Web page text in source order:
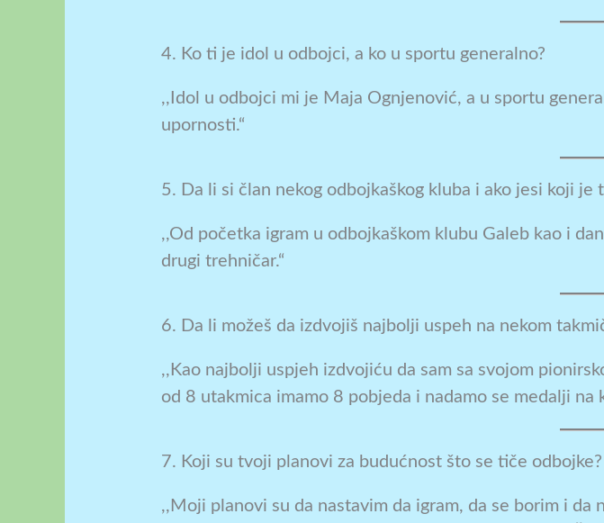
4. Ko ti je idol u odbojci, a ko u sportu generalno?
,,Idol u odbojci mi je Maja Ognjenović, a u sportu
upornosti.“
5. Da li si član nekog odbojkaškog kluba i ako jesi koji je
,,Od početka igram u odbojkaškom klubu Galeb kao i
drugi trehničar.“
6. Da li možeš da izdvojiš najbolji uspeh na nekom
,,Kao najbolji uspjeh izdvojiću da sam sa svojom
od 8 utakmica imamo 8 pobjeda i nadamo se medalji na
7. Koji su tvoji planovi za budućnost što se tiče odbojke?
,,Moji planovi su da nastavim da igram, da se borim i